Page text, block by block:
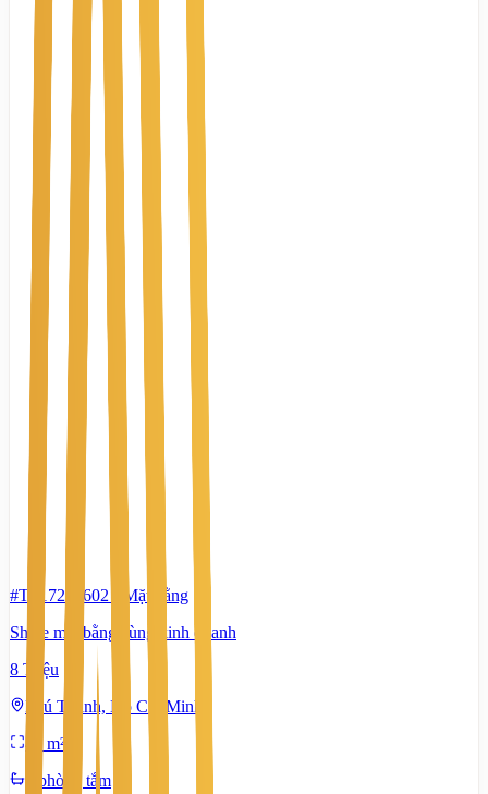
#TS17290602-
Mặt bằng
Share mặt bằng cùng kinh doanh
8 Triệu
Phú Thạnh, Hồ Chí Minh
40 m²
4 phòng tắm